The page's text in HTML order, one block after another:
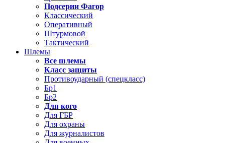
Подсерии Фагор
Классический
Оперативный
Штурмовой
Тактический
Шлемы
Все шлемы
Класс защиты
Противоударный (спецкласс)
Бр1
Бр2
Для кого
Для ГБР
Для охраны
Для журналистов